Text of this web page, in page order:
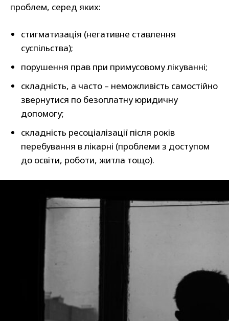
проблем, серед яких:
стигматизація (негативне ставлення
суспільства);
порушення прав при примусовому лікуванні;
складність, а часто – неможливість самостійно
звернутися по безоплатну юридичну
допомогу;
складність ресоціалізації після років
перебування в лікарні (проблеми з доступом
до освіти, роботи, житла тощо).